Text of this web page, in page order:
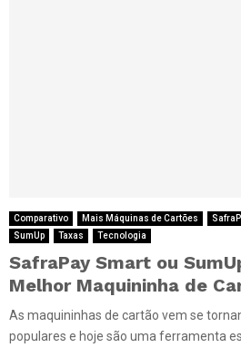
Comparativo Mais Máquinas de Cartões
SumUp
Taxas Tecnologia
SafraPay Smart ou
Melhor Maquininha de
As maquininhas de cartão vem se
populares e hoje são uma ferramenta